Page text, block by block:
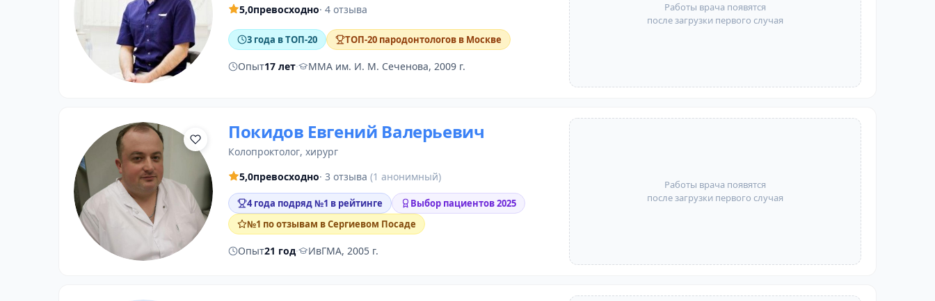
5,0превосходно· 4 отзыва
3 года в ТОП-20 ТОП-20 пародонтологов в Москве
Опыт17 лет· ММА им. И. М. Сеченова, 2009 г.
Работы врача появятся
после загрузки первого случая
Покидов Евгений Валерьевич
колопроктолог, хирург
5,0превосходно· 3 отзыва (1 анонимный)
4 года подряд №1 в рейтинге
Выбор пациентов 2025
№1 по отзывам в Сергиевом Посаде
Опыт21 год· ИвГМА, 2005 г.
Работы врача появятся
после загрузки первого случая